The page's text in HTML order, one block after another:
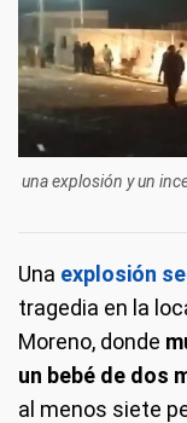
una explosión y un
Una explosión
tragedia en la
Moreno, donde
un bebé de dos
al menos siete